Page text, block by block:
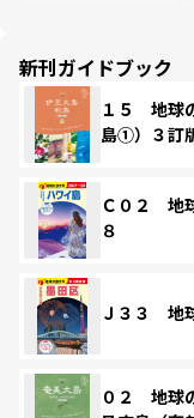
新刊ガイドブック
１５ 地球
島①）３訂
Ｃ０２ 地
８
Ｊ３３ 地
０２ 地球